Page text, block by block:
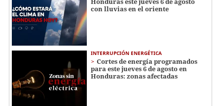
con lluvias en el oriente
INTERRUPCIÓN ENERGÉTICA
Cortes de energía programados
para este jueves 6 de agosto en
Honduras: zonas afectadas